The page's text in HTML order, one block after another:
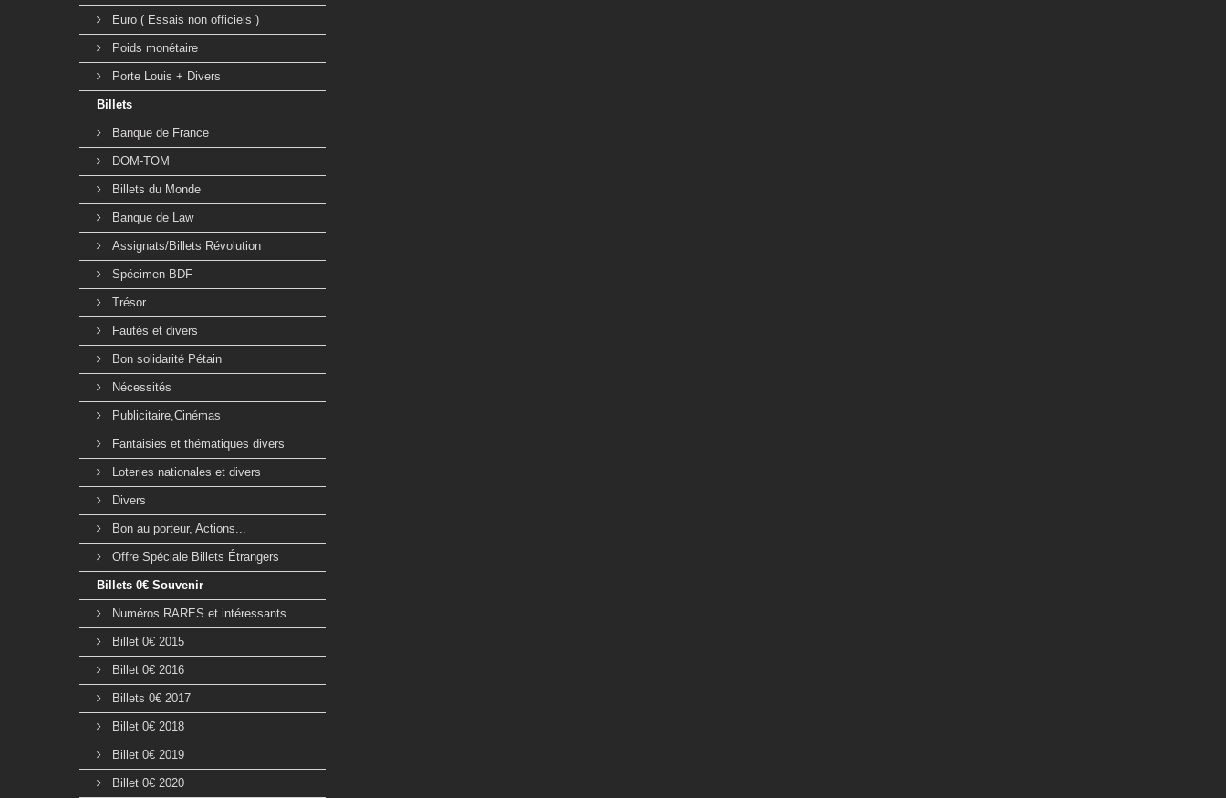
Euro ( Essais non officiels )
Poids monétaire
Porte Louis + Divers
Billets
Banque de France
DOM-TOM
Billets du Monde
Banque de Law
Assignats/Billets Révolution
Spécimen BDF
Trésor
Fautés et divers
Bon solidarité Pétain
Nécessités
Publicitaire,Cinémas
Fantaisies et thématiques divers
Loteries nationales et divers
Divers
Bon au porteur, Actions...
Offre Spéciale Billets Étrangers
Billets 0€ Souvenir
Numéros RARES et intéressants
Billet 0€ 2015
Billet 0€ 2016
Billets 0€ 2017
Billet 0€ 2018
Billet 0€ 2019
Billet 0€ 2020